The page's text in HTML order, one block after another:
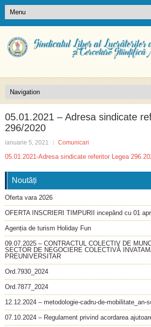
05.01.2021 – Adresa sindicate
296/2020
ianuarie 5, 2021 Comunicari
05.01.2021-Adresa sindicate referitor Legea
Noutăți
Oferta vara 2026
OFERTA INSCRIERI TIMPURII incepând cu 01
Agenția de turism Holiday Fun
09.07.2025 – CONTRACTUL COLECTIV DE
SECTOR DE NEGOCIERE COLECTIVĂ
PREUNIVERSITAR
Ord.7930_2024
Ord.7877_2024
12.12.2024 – metodologie-cadru-de-mobilitate_an-
07.10.2024 – Regulament privind acordarea